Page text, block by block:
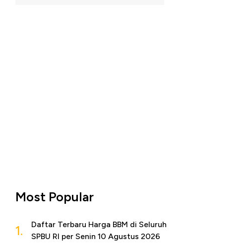
Most Popular
1.
Daftar Terbaru Harga BBM di Seluruh
SPBU RI per Senin 10 Agustus 2026